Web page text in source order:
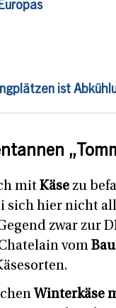
ist
mit Käse zu
sich hier nicht
zwar zur
vom
Winterkäse